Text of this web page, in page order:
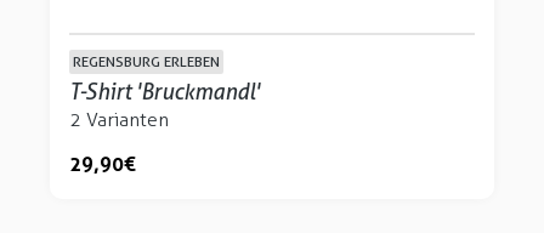
REGENSBURG ERLEBEN
T-Shirt 'Bruckmandl'
2 Varianten
29,90 €